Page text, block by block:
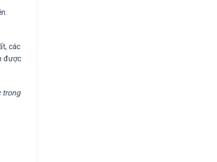
các
được
trong